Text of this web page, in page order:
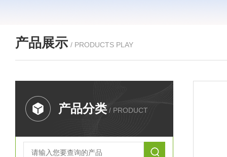
产品展示 / PRODUCTS PLAY
产品分类 / PRODUCT